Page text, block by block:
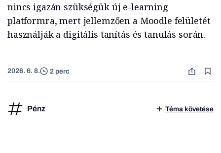
nincs igazán szükségük új e-learning
platformra, mert jellemzően a Moodle felületét
használják a digitális tanítás és tanulás során.
2026. 6. 8. 2 perc
Pénz Téma követése